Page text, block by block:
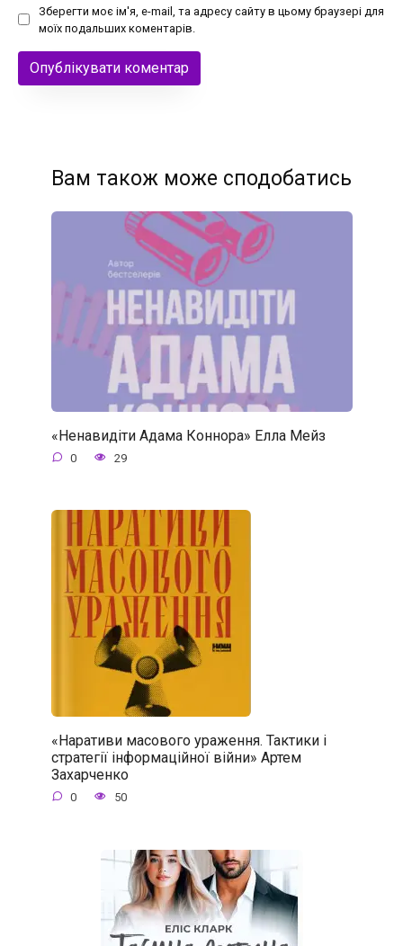
Зберегти моє ім'я, e-mail, та адресу сайту в цьому браузері для
моїх подальших коментарів.
Вам також може сподобатись
«Ненавидіти Адама Коннора» Елла Мейз
0 29
«Наративи масового ураження. Тактики і
стратегії інформаційної війни» Артем
Захарченко
0 50